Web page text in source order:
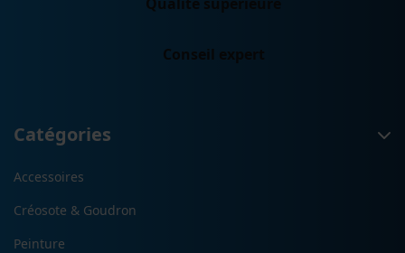
Conseil expert
Catégories
Accessoires
Créosote & Goudron
Peinture